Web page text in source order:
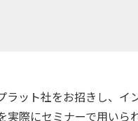
ラット社をお招きし、
際にセミナーで用いら